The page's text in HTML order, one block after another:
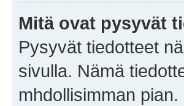
Mitä ovat pysyvät
Pysyvät tiedotteet
sivulla. Nämä
mhdollisimman